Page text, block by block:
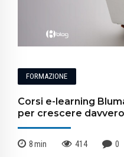
FORMAZIONE
Corsi e-learning
per crescere davvero
8min 414 0